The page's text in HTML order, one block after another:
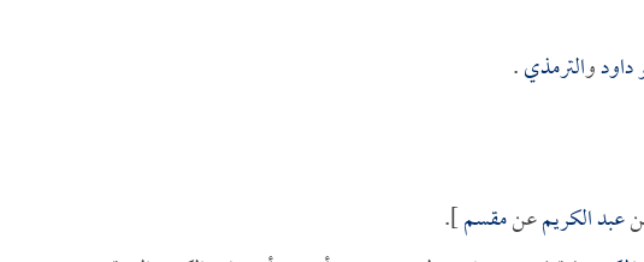
داودوالترمذي.
عبد الكريمعنمقسم].